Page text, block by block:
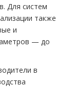
Для систем
также
и
— до
в